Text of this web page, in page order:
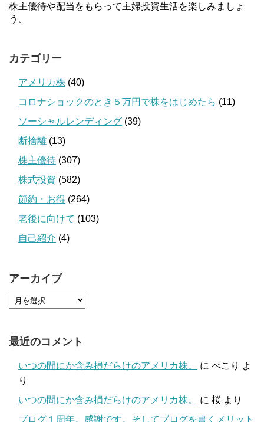
株主優待や配当をもらって主婦投資生活を楽しみましょ
う。
カテゴリー
アメリカ株 (40)
コロナショックのとき５万円で株をはじめたら (11)
ソーシャルレンディング (39)
断捨離 (13)
株主優待 (307)
株式投資 (582)
節約・お得 (264)
老後に向けて (103)
自己紹介 (4)
アーカイブ
最近のコメント
いつの間にか含み損だらけのアメリカ株。 に ぺこり よ
り
いつの間にか含み損だらけのアメリカ株。
に 桜 より
ブログ１周年。感謝です。そしてブログを書くメリット